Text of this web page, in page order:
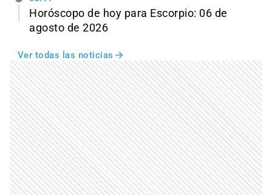
Horóscopo de hoy para Escorpio: 06 de
agosto de 2026
Ver todas las noticias